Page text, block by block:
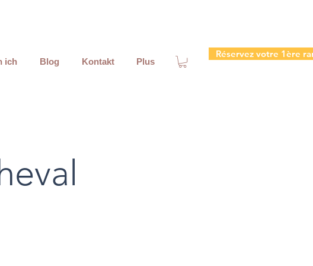
ich Blog Kontakt Plus
Réservez votre 1ère